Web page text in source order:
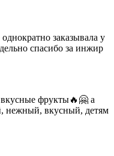
заказывала у
спасибо за инжир
фрукты🔥🤗 а
нежный, вкусный, детям